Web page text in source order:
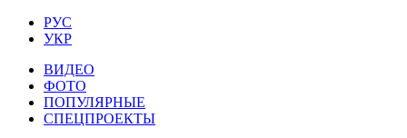
РУС
УКР
ВИДЕО
ФОТО
ПОПУЛЯРНЫЕ
СПЕЦПРОЕКТЫ